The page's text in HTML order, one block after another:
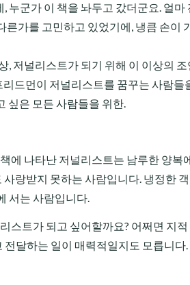
군가 이 책을 놔두고 갔더군요. 얼마
가를 고민하고 있었기에, 냉큼 손이
, 저널리스트가 되기 위해 이 이상의 조
드먼이 저널리스트를 꿈꾸는 사람들
싶은 모든 사람들을 위한.
에 나타난 저널리스트는 남루한 양복
랑받지 못하는 사람입니다. 냉정한
서는 사람입니다.
스트가 되고 싶어할까요? 어쩌면 지적
달하는 일이 매력적일지도 모릅니다.